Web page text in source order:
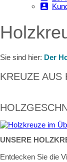
Sie sind hier: Der
KREUZE AUS
UNSERE
Entdecken Sie die